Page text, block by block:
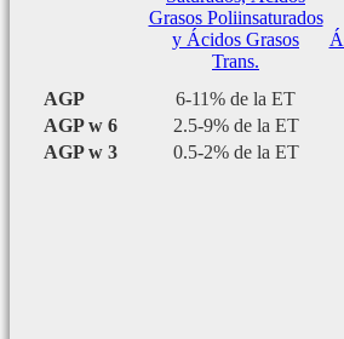
Grasos Poliinsaturados
y Ácidos Grasos
Trans.
AGP 6-11% de la ET
AGP w 6
2.5-9% de la ET
AGP w 3
0.5-2% de la ET